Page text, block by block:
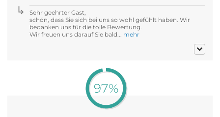
Sehr geehrter Gast,
schön, dass Sie sich bei uns so wohl gefühlt haben. Wir
bedanken uns für die tolle Bewertung.
Wir freuen uns darauf Sie bald... mehr
97%